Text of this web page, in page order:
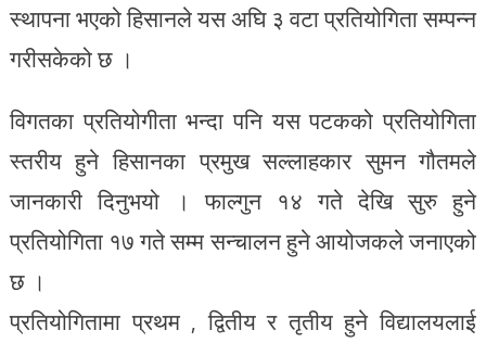
स्थापना भएको हिसानले यस अघि ३ वटा प्रतियोगिता सम्पन्न
गरीसकेको छ ।
विगतका प्रतियोगीता भन्दा पनि यस पटकको प्रतियोगिता
स्तरीय हुने हिसानका प्रमुख सल्लाहकार सुमन गौतमले
जानकारी दिनुभयो । फाल्गुन १४ गते देखि सुरु हुने
प्रतियोगिता १७ गते सम्म सन्चालन हुने आयोजकले जनाएको
छ ।
प्रतियोगितामा प्रथम , द्वितीय र तृतीय हुने विद्यालयलाई